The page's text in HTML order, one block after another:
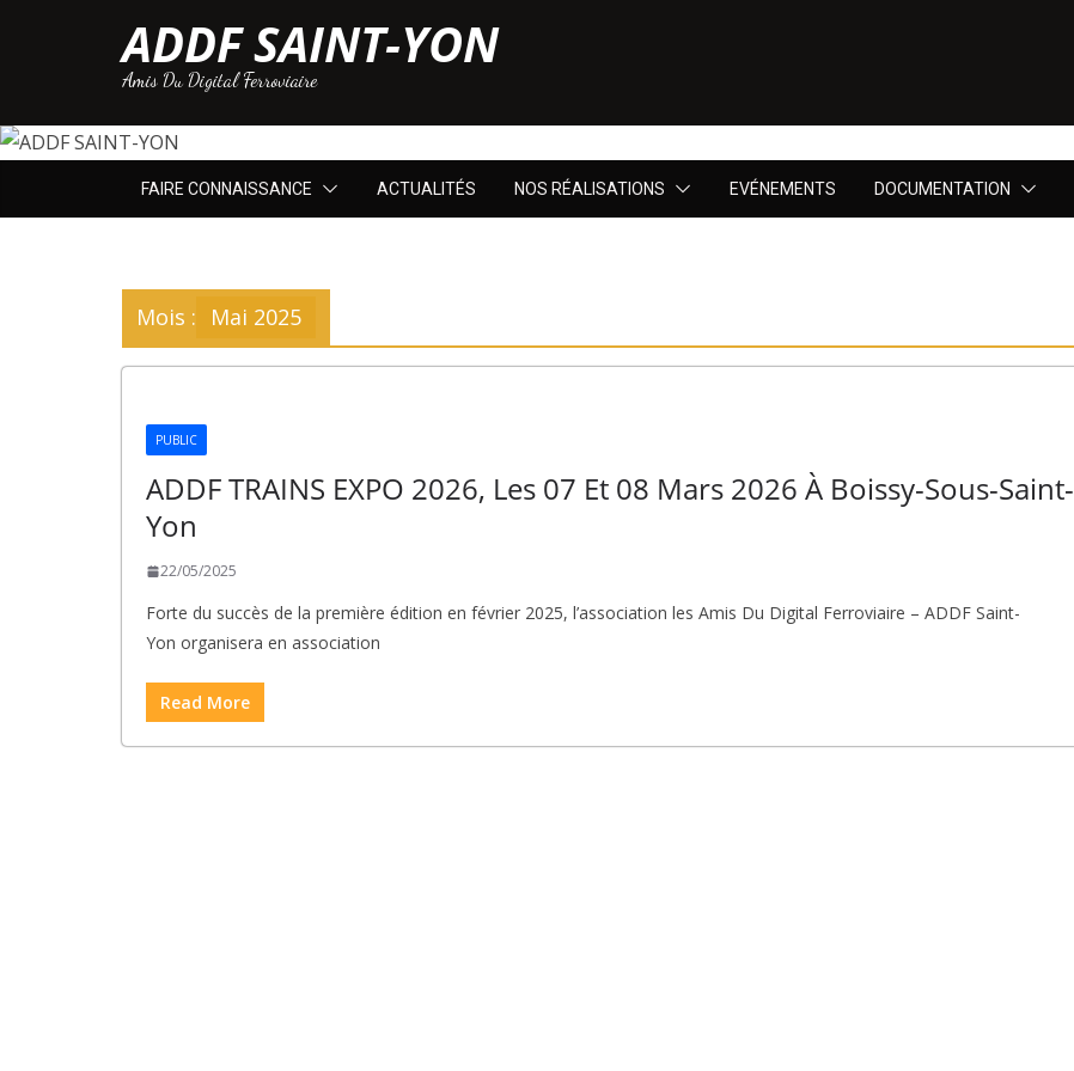
ADDF SAINT-YON
Amis Du Digital Ferroviaire
FAIRE CONNAISSANCE ACTUALITÉS NOS RÉALISATIONS EVÉNEMENTS DOCUMENTATION
Mois : Mai 2025
PUBLIC
ADDF TRAINS EXPO 2026, Les 07 Et 08 Mars 2026 À Boissy-Sous-Saint-
Yon
22/05/2025
Forte du succès de la première édition en février 2025, l’association les Amis Du Digital Ferroviaire – ADDF Saint-
Yon organisera en association
Read More